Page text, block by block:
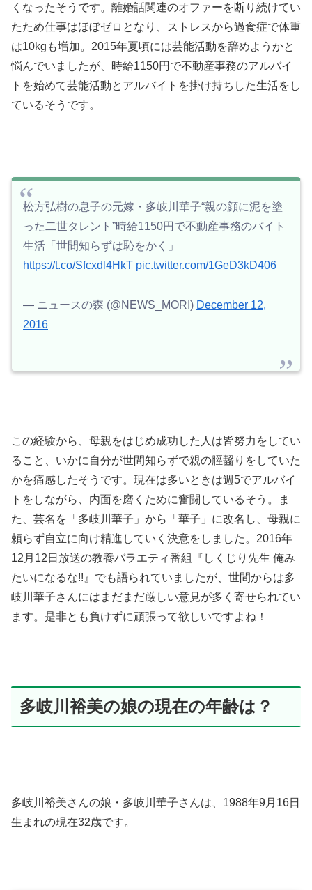
くなったそうです。離婚話関連のオファーを断り続けてい
たため仕事はほぼゼロとなり、ストレスから過食症で体重
は10kgも増加。2015年夏頃には芸能活動を辞めようかと
悩んでいましたが、 時給1150円で不動産事務のアルバイ
トを始めて芸能活動とアルバイトを掛け持ちした生活をし
ているそうです。
松方弘樹の息子の元嫁・多岐川華子“親の顔に泥を塗
った二世タレント”時給1150円で不動産事務のバイト
生活「世間知らずは恥をかく」
https://t.co/Sfcxdl4HkT pic.twitter.com/1GeD3kD406
— ニュースの森 (@NEWS_MORI) December 12,
2016
この経験から、母親をはじめ成功した人は皆努力をしてい
ること、いかに自分が世間知らずで親の脛齧りをしていた
かを痛感したそうです。現在は多いときは週5でアルバイ
トをしながら、内面を磨くために奮闘しているそう。ま
た、芸名を「 多岐川華子 」から「 華子 」に改名し、母親に
頼らず自立に向け精進していく決意をしました。2016年
12月12日放送の教養バラエティ番組『しくじり先生 俺み
たいになるな!!』でも語られていましたが、世間からは多
岐川華子さんにはまだまだ厳しい意見が多く寄せられてい
ます。是非とも負けずに頑張って欲しいですよね！
多岐川裕美の娘の現在の年齢は？
多岐川裕美さんの娘・多岐川華子さんは、1988年9月16日
生まれの現在32歳です。